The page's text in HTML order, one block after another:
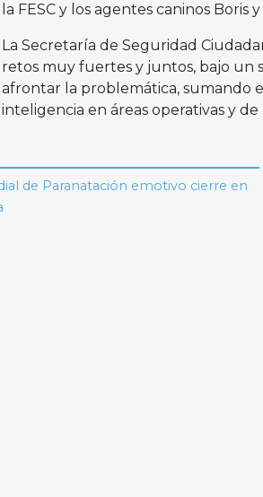
la FESC y los agentes caninos Boris
La Secretaría de Seguridad
retos muy fuertes y juntos, bajo un
afrontar la problemática, sumando
inteligencia en áreas operativas y
de Paranatación emotivo cierre en